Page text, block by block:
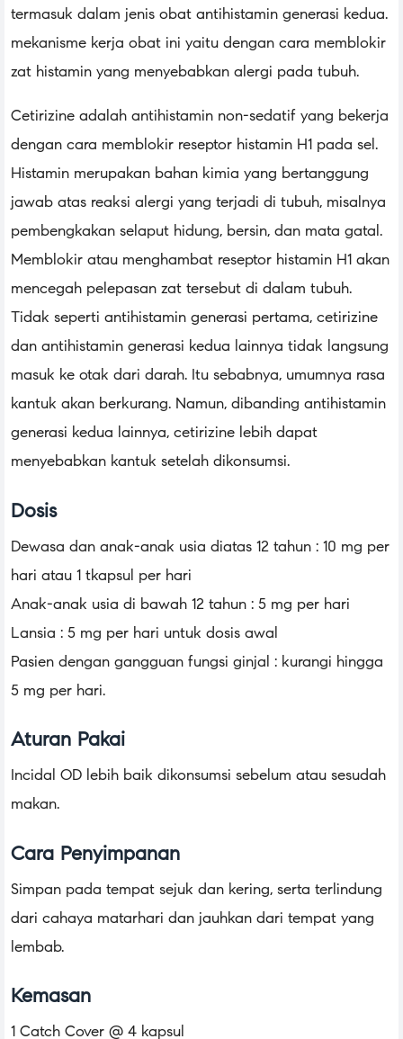
termasuk dalam jenis obat antihistamin generasi kedua.
mekanisme kerja obat ini yaitu dengan cara memblokir
zat histamin yang menyebabkan alergi pada tubuh.
Cetirizine adalah antihistamin non-sedatif yang bekerja
dengan cara memblokir reseptor histamin H1 pada sel.
Histamin merupakan bahan kimia yang bertanggung
jawab atas reaksi alergi yang terjadi di tubuh, misalnya
pembengkakan selaput hidung, bersin, dan mata gatal.
Memblokir atau menghambat reseptor histamin H1 akan
mencegah pelepasan zat tersebut di dalam tubuh.
Tidak seperti antihistamin generasi pertama, cetirizine
dan antihistamin generasi kedua lainnya tidak langsung
masuk ke otak dari darah. Itu sebabnya, umumnya rasa
kantuk akan berkurang. Namun, dibanding antihistamin
generasi kedua lainnya, cetirizine lebih dapat
menyebabkan kantuk setelah dikonsumsi.
Dosis
Dewasa dan anak-anak usia diatas 12 tahun : 10 mg per
hari atau 1 tkapsul per hari
Anak-anak usia di bawah 12 tahun : 5 mg per hari
Lansia : 5 mg per hari untuk dosis awal
Pasien dengan gangguan fungsi ginjal : kurangi hingga
5 mg per hari.
Aturan Pakai
Incidal OD lebih baik dikonsumsi sebelum atau sesudah
makan.
Cara Penyimpanan
Simpan pada tempat sejuk dan kering, serta terlindung
dari cahaya matarhari dan jauhkan dari tempat yang
lembab.
Kemasan
1 Catch Cover @ 4 kapsul